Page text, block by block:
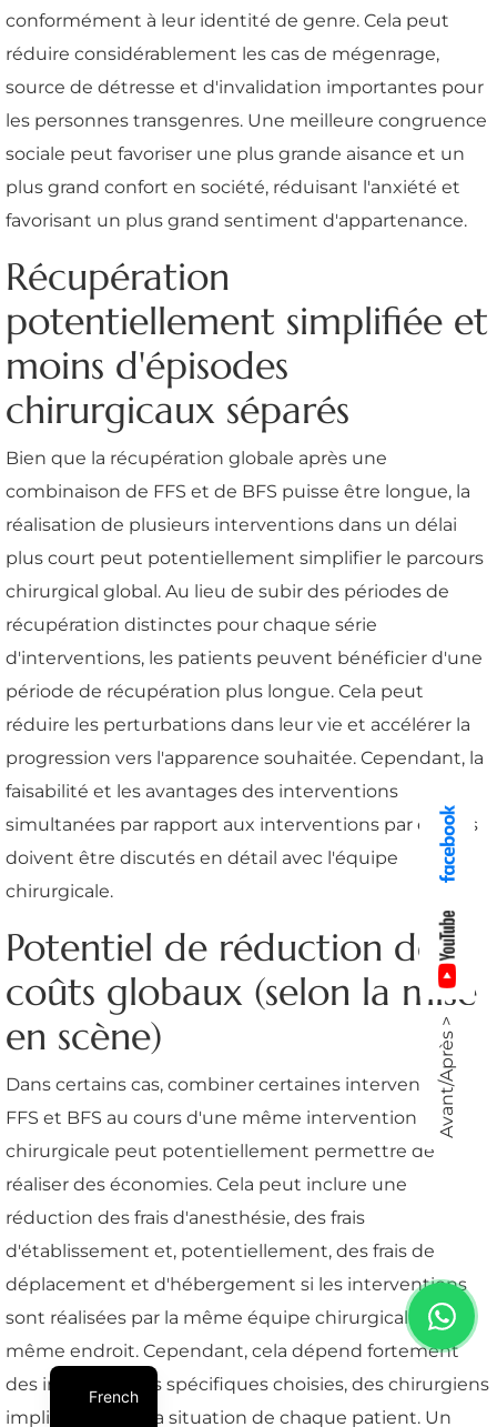
conformément à leur identité de genre. Cela peut
réduire considérablement les cas de mégenrage,
source de détresse et d'invalidation importantes pour
les personnes transgenres. Une meilleure congruence
sociale peut favoriser une plus grande aisance et un
plus grand confort en société, réduisant l'anxiété et
favorisant un plus grand sentiment d'appartenance.
Récupération
potentiellement simplifiée et
moins d'épisodes
chirurgicaux séparés
Bien que la récupération globale après une
combinaison de FFS et de BFS puisse être longue, la
réalisation de plusieurs interventions dans un délai
plus court peut potentiellement simplifier le parcours
chirurgical global. Au lieu de subir des périodes de
récupération distinctes pour chaque série
d'interventions, les patients peuvent bénéficier d'une
période de récupération plus longue. Cela peut
réduire les perturbations dans leur vie et accélérer la
progression vers l'apparence souhaitée. Cependant, la
faisabilité et les avantages des interventions
simultanées par rapport aux interventions par étapes
doivent être discutés en détail avec l'équipe
chirurgicale.
Potentiel de réduction des
coûts globaux (selon la mise
en scène)
Dans certains cas, combiner certaines interventions
FFS et BFS au cours d'une même intervention
chirurgicale peut potentiellement permettre de
réaliser des économies. Cela peut inclure une
réduction des frais d'anesthésie, des frais
d'établissement et, potentiellement, des frais de
déplacement et d'hébergement si les interventions
sont réalisées par la même équipe chirurgicale au
même endroit. Cependant, cela dépend fortement
des interventions spécifiques choisies, des chirurgiens
impliqués et de la situation de chaque patient. Un
Avant/Après >
French